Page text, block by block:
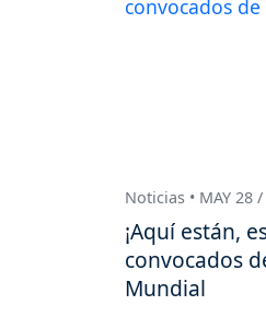
Noticias • MAY 28
¡Aquí están,
convocados
Mundial